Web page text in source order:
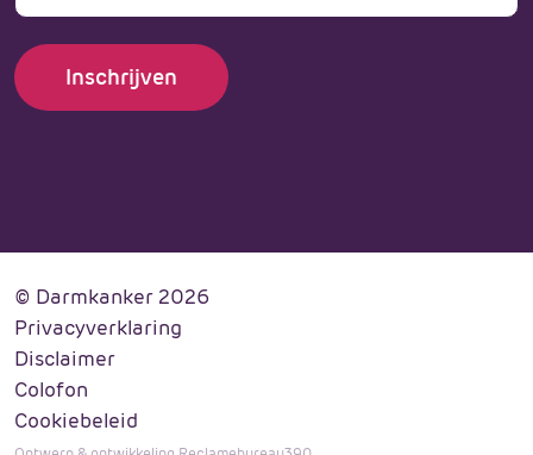
© Darmkanker 2026
Privacyverklaring
Disclaimer
Colofon
Cookiebeleid